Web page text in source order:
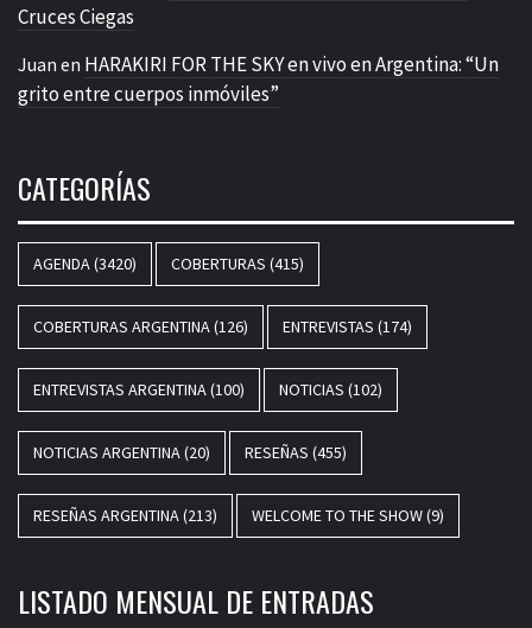
Cruces Ciegas
Juan en HARAKIRI FOR THE SKY en vivo en Argentina: “Un
grito entre cuerpos inmóviles”
CATEGORÍAS
AGENDA(3420) COBERTURAS (415)
COBERTURAS ARGENTINA(126) ENTREVISTAS (174)
ENTREVISTAS ARGENTINA(100) NOTICIAS (102)
NOTICIAS ARGENTINA(20) RESEÑAS (455)
RESEÑAS ARGENTINA(213) WELCOME TO THE SHOW(9)
LISTADO MENSUAL DE ENTRADAS